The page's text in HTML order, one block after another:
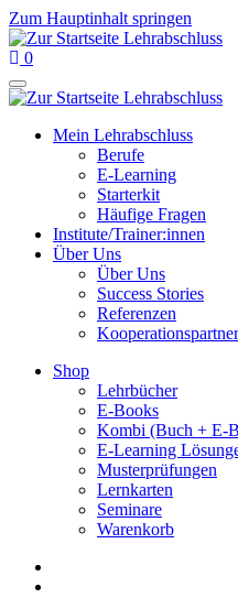
Zum Hauptinhalt springen
0
Mein Lehrabschluss
Berufe
E-Learning
Starterkit
Häufige Fragen
Institute/Trainer:innen
Über Uns
Über Uns
Success Stories
Referenzen
Shop
Lehrbücher
E-Books
Kombi (Buch + E-
E-Learning
Musterprüfungen
Lernkarten
Seminare
Warenkorb